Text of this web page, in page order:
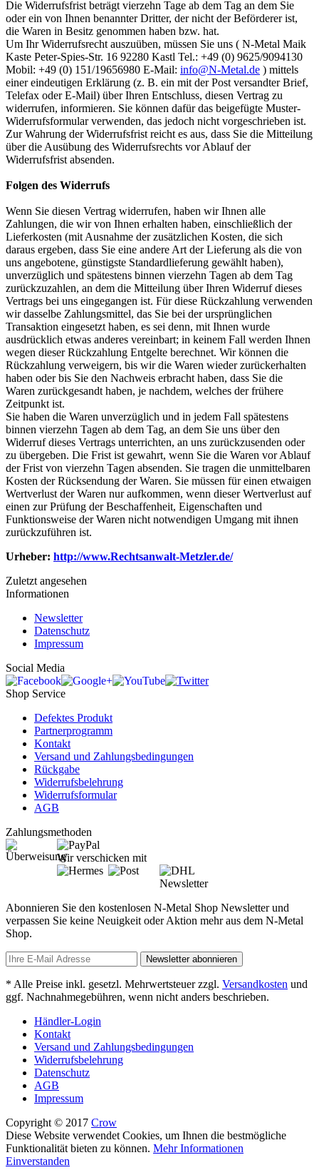
Die Widerrufsfrist beträgt vierzehn Tage ab dem Tag an dem Sie
oder ein von Ihnen benannter Dritter, der nicht der Beförderer ist,
die Waren in Besitz genommen haben bzw. hat.
Um Ihr Widerrufsrecht auszuüben, müssen Sie uns ( N-Metal Maik
Kaste Peter-Spies-Str. 16 92280 Kastl Tel.: +49 (0) 9625/9094130
Mobil: +49 (0) 151/19656980 E-Mail: info@N-Metal.de ) mittels
einer eindeutigen Erklärung (z. B. ein mit der Post versandter Brief,
Telefax oder E-Mail) über Ihren Entschluss, diesen Vertrag zu
widerrufen, informieren. Sie können dafür das beigefügte Muster-
Widerrufsformular verwenden, das jedoch nicht vorgeschrieben ist.
Zur Wahrung der Widerrufsfrist reicht es aus, dass Sie die Mitteilung
über die Ausübung des Widerrufsrechts vor Ablauf der
Widerrufsfrist absenden.
Folgen des Widerrufs
Wenn Sie diesen Vertrag widerrufen, haben wir Ihnen alle
Zahlungen, die wir von Ihnen erhalten haben, einschließlich der
Lieferkosten (mit Ausnahme der zusätzlichen Kosten, die sich
daraus ergeben, dass Sie eine andere Art der Lieferung als die von
uns angebotene, günstigste Standardlieferung gewählt haben),
unverzüglich und spätestens binnen vierzehn Tagen ab dem Tag
zurückzuzahlen, an dem die Mitteilung über Ihren Widerruf dieses
Vertrags bei uns eingegangen ist. Für diese Rückzahlung verwenden
wir dasselbe Zahlungsmittel, das Sie bei der ursprünglichen
Transaktion eingesetzt haben, es sei denn, mit Ihnen wurde
ausdrücklich etwas anderes vereinbart; in keinem Fall werden Ihnen
wegen dieser Rückzahlung Entgelte berechnet. Wir können die
Rückzahlung verweigern, bis wir die Waren wieder zurückerhalten
haben oder bis Sie den Nachweis erbracht haben, dass Sie die
Waren zurückgesandt haben, je nachdem, welches der frühere
Zeitpunkt ist.
Sie haben die Waren unverzüglich und in jedem Fall spätestens
binnen vierzehn Tagen ab dem Tag, an dem Sie uns über den
Widerruf dieses Vertrags unterrichten, an uns zurückzusenden oder
zu übergeben. Die Frist ist gewahrt, wenn Sie die Waren vor Ablauf
der Frist von vierzehn Tagen absenden. Sie tragen die unmittelbaren
Kosten der Rücksendung der Waren. Sie müssen für einen etwaigen
Wertverlust der Waren nur aufkommen, wenn dieser Wertverlust auf
einen zur Prüfung der Beschaffenheit, Eigenschaften und
Funktionsweise der Waren nicht notwendigen Umgang mit ihnen
zurückzuführen ist.
Urheber: http://www.Rechtsanwalt-Metzler.de/
Zuletzt angesehen
Informationen
Newsletter
Datenschutz
Impressum
Social Media
Shop Service
Defektes Produkt
Partnerprogramm
Kontakt
Versand und Zahlungsbedingungen
Rückgabe
Widerrufsbelehrung
Widerrufsformular
AGB
Zahlungsmethoden
Wir verschicken mit
Newsletter
Abonnieren Sie den kostenlosen N-Metal Shop Newsletter und
verpassen Sie keine Neuigkeit oder Aktion mehr aus dem N-Metal
Shop.
Newsletter abonnieren
* Alle Preise inkl. gesetzl. Mehrwertsteuer zzgl. Versandkosten und
ggf. Nachnahmegebühren, wenn nicht anders beschrieben.
Händler-Login
Kontakt
Versand und Zahlungsbedingungen
Widerrufsbelehrung
Datenschutz
AGB
Impressum
Copyright © 2017 Crow
Diese Website verwendet Cookies, um Ihnen die bestmögliche
Funktionalität bieten zu können. Mehr Informationen
Einverstanden